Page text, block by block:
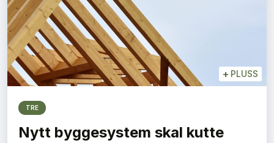
Digitalisering
Eiendom
Tips redaksjonen
+ PLUSS
TRE
Nytt byggesystem skal kutte